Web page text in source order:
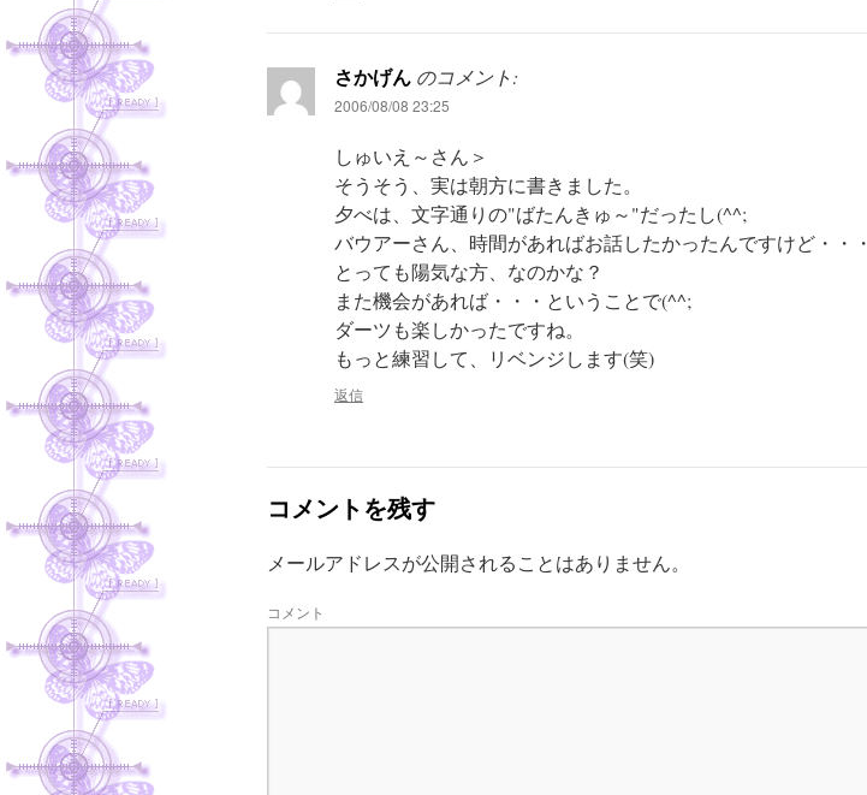
さかげん のコメント:
2006/08/08 23:25
しゅいえ～さん＞
そうそう、実は朝方に書きました。
夕べは、文字通りの"ばたんきゅ～"だったし(^^;
バウアーさん、時間があればお話したかったんですけど・・・
とっても陽気な方、なのかな？
また機会があれば・・・ということで(^^;
ダーツも楽しかったですね。
もっと練習して、リベンジします(笑)
返信
コメントを残す
メールアドレスが公開されることはありません。
コメント